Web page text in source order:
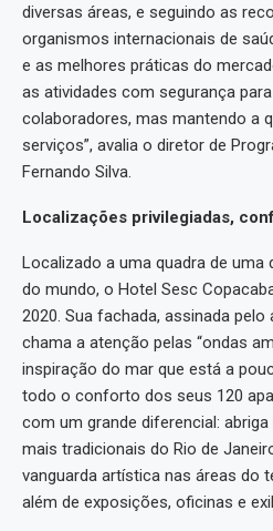
diversas áreas, e seguindo as
organismos internacionais de
e as melhores práticas do
as atividades com segurança
colaboradores, mas mantendo a
serviços”, avalia o diretor de
Fernando Silva.
Localizações privilegiadas,
Localizado a uma quadra de uma
do mundo, o Hotel Sesc
2020. Sua fachada, assinada pelo
chama a atenção pelas “ondas
inspiração do mar que está a
todo o conforto dos seus 120
com um grande diferencial:
mais tradicionais do Rio de
vanguarda artística nas áreas do
além de exposições, oficinas e